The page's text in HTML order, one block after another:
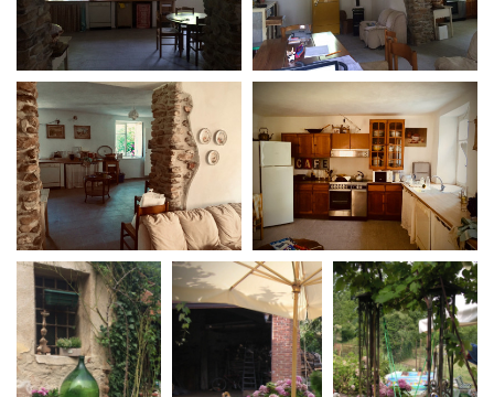
Sostenibilità ambientale
SERVIZI
Servizi generali
Location scouting
Spazi nella sede FCTP
Sala Casting
Sala Paolo Tenna
FILM FUNDS
Piemonte Film Tv Fund
Piemonte Film Tv
Development Fund
Piemonte Doc Film Fund
Short Film Fund
FESTIVAL, MARKETS,
AWARDS
International Film Festival
Rotterdam
Berlinale Internationalen
Filmfestspiele Berlin
Festival de Cannes
Biografilm Festival - Bio to B
Industry Days
Locarno Film Festival
Mostra Internazionale d’Arte
Cinematografica Venezia
Toronto International Film
Festival
Festa del Cinema di Roma
Torino Film Festival